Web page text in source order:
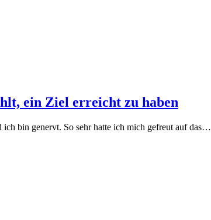
ein Ziel erreicht zu haben
bin genervt. So sehr hatte ich mich gefreut auf das…